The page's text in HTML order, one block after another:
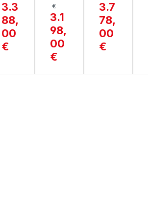
GRA
Z
3.3
88,
00
€
AMI
CA
€
3.1
98,
00
€
GRA
Z
3.7
78,
00
€